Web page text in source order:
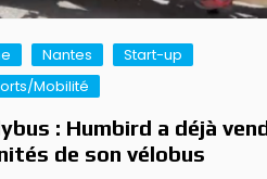
Nantes
Start-up
Mobilité
: Humbird a déjà
de son vélobus